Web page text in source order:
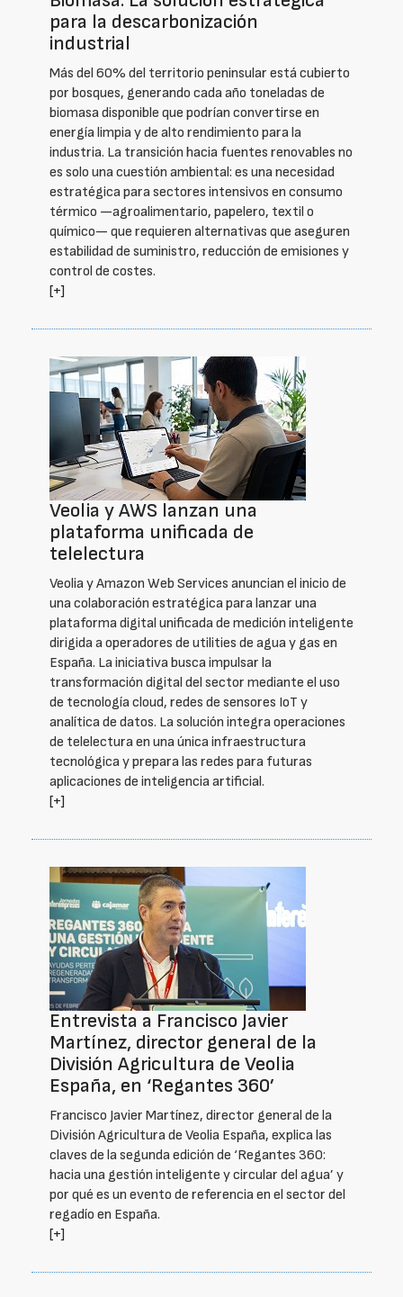
para la descarbonización
industrial
Más del 60% del territorio peninsular está cubierto
por bosques, generando cada año toneladas de
biomasa disponible que podrían convertirse en
energía limpia y de alto rendimiento para la
industria. La transición hacia fuentes renovables no
es solo una cuestión ambiental: es una necesidad
estratégica para sectores intensivos en consumo
térmico —agroalimentario, papelero, textil o
químico— que requieren alternativas que aseguren
estabilidad de suministro, reducción de emisiones y
control de costes.
[+]
Veolia y AWS lanzan una
plataforma unificada de
telelectura
Veolia y Amazon Web Services anuncian el inicio de
una colaboración estratégica para lanzar una
plataforma digital unificada de medición inteligente
dirigida a operadores de utilities de agua y gas en
España. La iniciativa busca impulsar la
transformación digital del sector mediante el uso
de tecnología cloud, redes de sensores IoT y
analítica de datos. La solución integra operaciones
de telelectura en una única infraestructura
tecnológica y prepara las redes para futuras
aplicaciones de inteligencia artificial.
[+]
Entrevista a Francisco Javier
Martínez, director general de la
División Agricultura de Veolia
España, en ‘Regantes 360’
Francisco Javier Martínez, director general de la
División Agricultura de Veolia España, explica las
claves de la segunda edición de ‘Regantes 360:
hacia una gestión inteligente y circular del agua’ y
por qué es un evento de referencia en el sector del
regadío en España.
[+]